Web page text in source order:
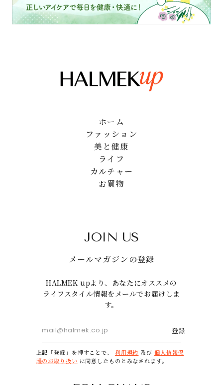
ホーム
ファッション
美と健康
ライフ
カルチャー
お買物
JOIN US
メールマガジンの登録
HALMEK upより、あなたにオススメの
ライフスタイル情報をメールでお届けしま
す。
登録
上記「登録」を押すことで、 利用規約 及び 個人情報保
護のお取り扱い に同意したものとみなされます。